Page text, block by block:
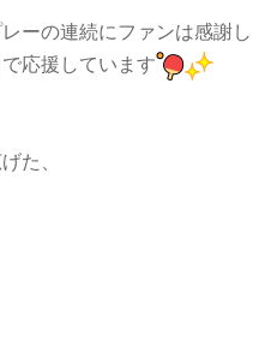
ーの連続にファンは感謝し
応援しています
た、